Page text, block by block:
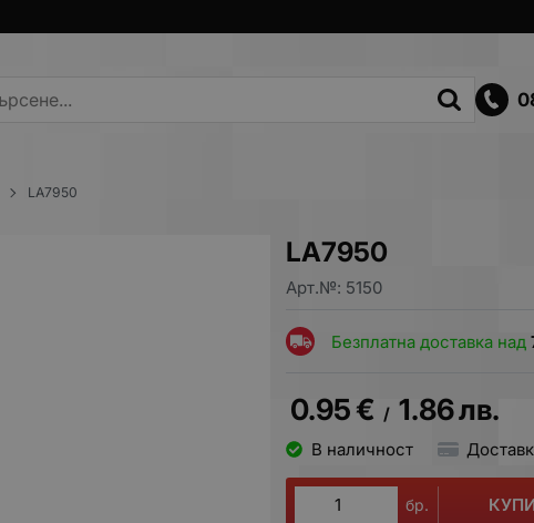
LA7950
LA7950
Арт.№: 5150
Безплатна доставка над
0.95€ / 1.86лв.
В наличност
бр.